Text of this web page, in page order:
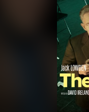
Pasākumi